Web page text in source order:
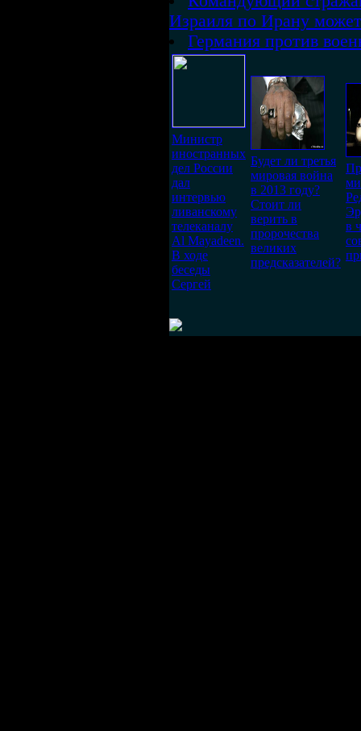
Израиля по Ирану
Германия против
Министр
иностранных
дел России
дал
интервью
ливанскому
телеканалу
Al Mayadeen.
В ходе
беседы
Сергей
Будет ли третья
мировая война
в 2013 году?
Стоит ли
верить в
пророчества
великих
предсказателей?
в